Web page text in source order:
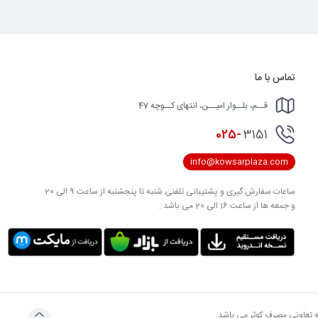
تماس با ما
قــم، بلــوار امیــن، انتهای کــوچه 47
025-3151
info@kowsarplaza.com
ساعات سفارش گیری و پشتیبانی تلفنی شنبه تا پنجشنبه از ساعت 9 الی 20
و جمعه ها از ساعت 16 الی 20 می باشد .
تعاونی مصرف کوثر می باشد.